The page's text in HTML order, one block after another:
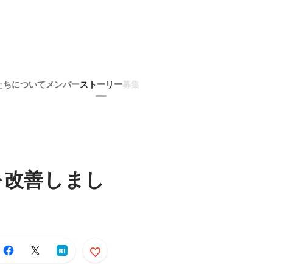
ちについて メンバーストーリー募集
善しまし